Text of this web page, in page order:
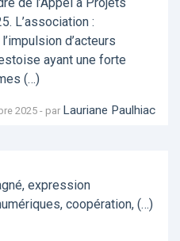
L’association :
d’acteurs
ayant une forte
(…)
2025 - par Lauriane Paulhiac
expression
coopération, (…)